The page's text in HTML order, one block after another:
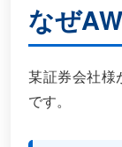
なぜ
某証券会社様
です。